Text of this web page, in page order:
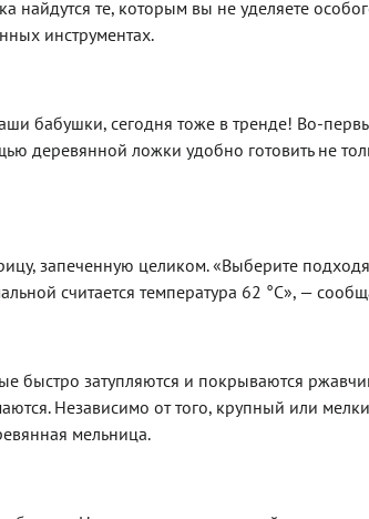
те, которым вы не уделяете
инструментах.
бабушки, сегодня тоже в тренде! Во-
деревянной ложки удобно готовить не
запеченную целиком. «Выберите
считается температура 62 °С», —
быстро затупляются и покрываются
Независимо от того, крупный или
мельница.